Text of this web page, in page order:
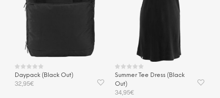
Daypack (Black Out)
32,95€
Summer Tee Dress (Black
Out)
34,95€